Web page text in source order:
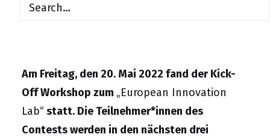
Am Freitag, den 20. Mai 2022 fand der Kick-
Off Workshop zum „European Innovation
Lab“ statt. Die Teilnehmer*innen des
Contests werden in den nächsten drei